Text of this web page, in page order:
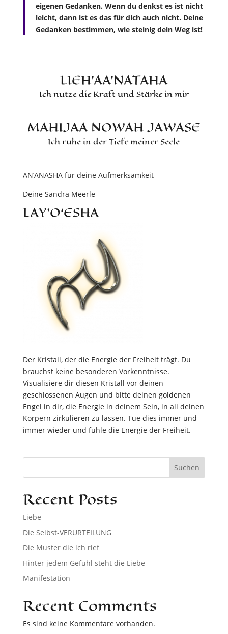
eigenen Gedanken. Wenn du denkst es ist nicht
leicht, dann ist es das für dich auch nicht. Deine
Gedanken bestimmen, wie steinig dein Weg ist!
LIEH’AA’NATAHA
Ich nutze die Kraft und Stärke in mir
MAHIJAA NOWAH JAWASE
Ich ruhe in der Tiefe meiner Seele
AN’ANASHA für deine Aufmerksamkeit
Deine Sandra Meerle
LAY’O‘ESHA
Der Kristall, der die Energie der Freiheit trägt. Du
brauchst keine besonderen Vorkenntnisse.
Visualisiere dir diesen Kristall vor deinen
geschlossenen Augen und bitte deinen goldenen
Engel in dir, die Energie in deinem Sein, in all deinen
Körpern zirkulieren zu lassen. Tue dies immer und
immer wieder und fühle die Energie der Freiheit.
Suchen
Recent Posts
Liebe
Die Selbst-VERURTEILUNG
Die Muster die ich rief
Hinter jedem Gefühl steht die Liebe
Manifestation
Recent Comments
Es sind keine Kommentare vorhanden.